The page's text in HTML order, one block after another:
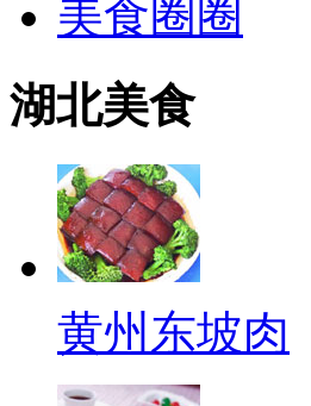
美食圈圈
湖北美食
黄州东坡肉